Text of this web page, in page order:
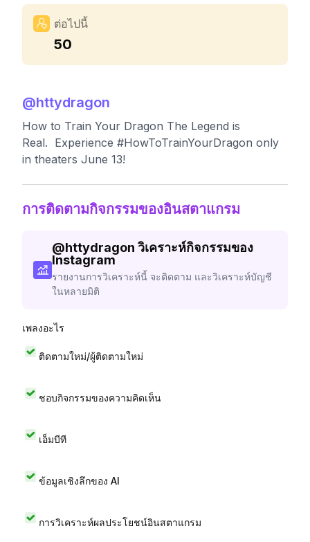
ต่อไปนี้
50
@httydragon
How to Train Your Dragon The Legend is
Real. Experience #HowToTrainYourDragon only
in theaters June 13!
การติดตามกิจกรรมของอินสตาแกรม
@httydragon วิเคราะห์กิจกรรมของ
Instagram
รายงานการวิเคราะห์นี้ จะติดตาม และวิเคราะห์บัญชี
ในหลายมิติ
เพลงอะไร
ติดตามใหม่/ผู้ติดตามใหม่
ชอบกิจกรรมของความคิดเห็น
เอ็มบีที
ข้อมูลเชิงลึกของ AI
การวิเคราะห์ผลประโยชน์อินสตาแกรม